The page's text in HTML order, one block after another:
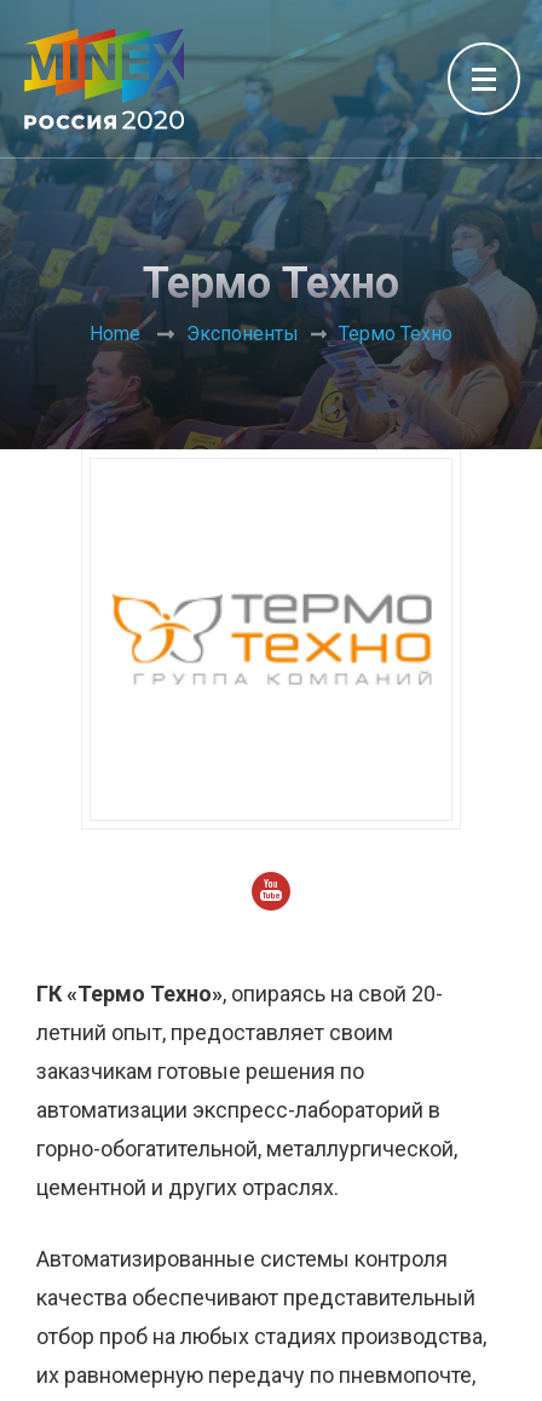
Термо Техно
Home Экспоненты Термо Техно
ГК «Термо Техно», опираясь на свой 20-
летний опыт, предоставляет своим
заказчикам готовые решения по
автоматизации экспресс-лабораторий в
горно-обогатительной, металлургической,
цементной и других отраслях.
Автоматизированные системы контроля
качества обеспечивают представительный
отбор проб на любых стадиях производства,
их равномерную передачу по пневмопочте,